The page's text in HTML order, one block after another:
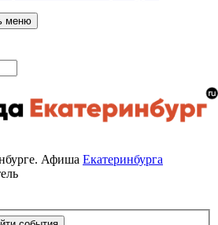
меню
Афиша Екатеринбурга